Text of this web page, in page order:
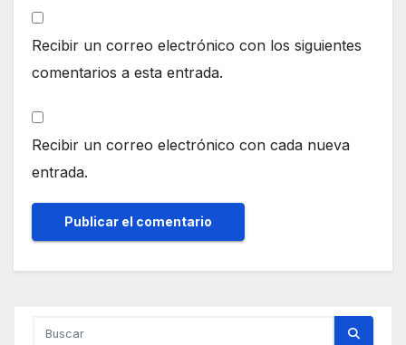
Recibir un correo electrónico con los siguientes
comentarios a esta entrada.
Recibir un correo electrónico con cada nueva
entrada.